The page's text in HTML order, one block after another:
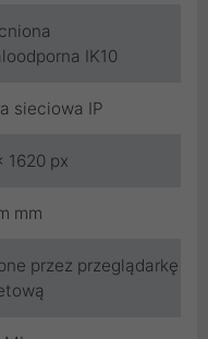
IK10
sieciowa IP
1620 px
mm
przez przeglądarkę